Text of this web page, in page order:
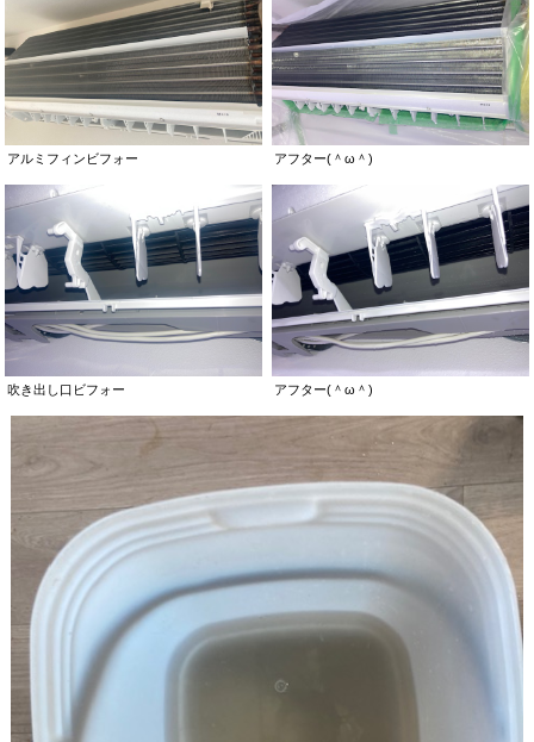
アルミフィンビフォー アフター(＾ω＾)
吹き出し口ビフォー アフター(＾ω＾)